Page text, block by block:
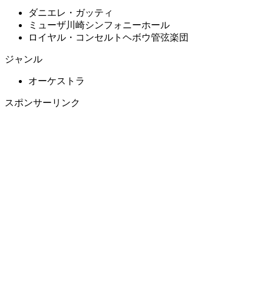
ダニエレ・ガッティ
ミューザ川崎シンフォニーホール
ロイヤル・コンセルトヘボウ管弦楽団
ジャンル
オーケストラ
スポンサーリンク